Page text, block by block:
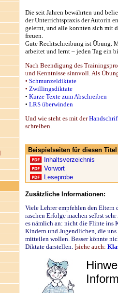
Die seit Jahren bewährten und
der Unterrichtspraxis der Autorin
gelernt, und alle konnten sich mit
freuen.
Gute Rechtschreibung ist Übung.
arbeitet und lernt – jeden Tag ein
Nach Beendigung des
und Kenntnisse sinnvoll. Als
• Schmunzeldiktate
• Zwillingsdiktate
• Kurze Texte zum Abschreiben
• LRS überwinden
Und wie steht es mit der
schreiben.
Beispielseiten für diesen
Inhaltsverzeichnis
Vorwort
Leseprobe
Zusätzliche Informationen:
Viele Lehrer empfehlen den Eltern
raschen Erfolge machen selbst
es nämlich an: nicht die Flinte ins
Kindern und Jugendlichen, die
mitteilen wollen. Besser könnte
Diktate darstellen. [siehe auch: